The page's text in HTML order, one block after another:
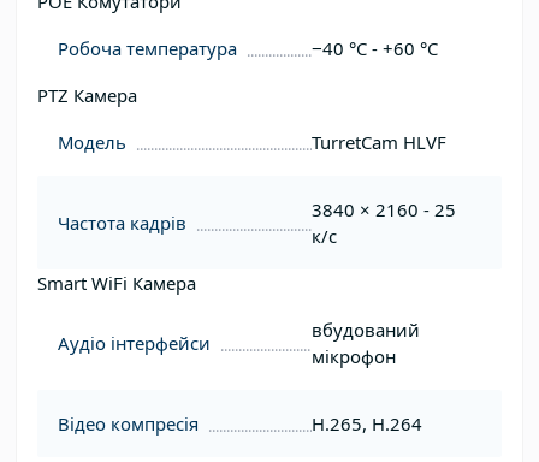
Робоча температура
−40 °C - +60 °C
PTZ Камера
Модель
TurretCam HLVF
Частота кадрів
3840 × 2160 - 25
к/с
Smart WiFi Камера
Аудіо інтерфейси
вбудований
мікрофон
Відео компресія H.265, H.264